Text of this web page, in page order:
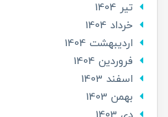
تير 1404
خرداد 1404
ارديبهشت 1404
فروردین 1404
اسفند 1403
بهمن 1403